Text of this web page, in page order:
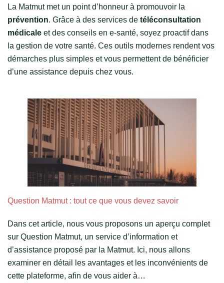
La Matmut met un point d’honneur à promouvoir la
prévention. Grâce à des services de téléconsultation
médicale et des conseils en e-santé, soyez proactif dans
la gestion de votre santé. Ces outils modernes rendent vos
démarches plus simples et vous permettent de bénéficier
d’une assistance depuis chez vous.
Question Matmut : tout ce que vous devez savoir
Dans cet article, nous vous proposons un aperçu complet
sur Question Matmut, un service d’information et
d’assistance proposé par la Matmut. Ici, nous allons
examiner en détail les avantages et les inconvénients de
cette plateforme, afin de vous aider à…